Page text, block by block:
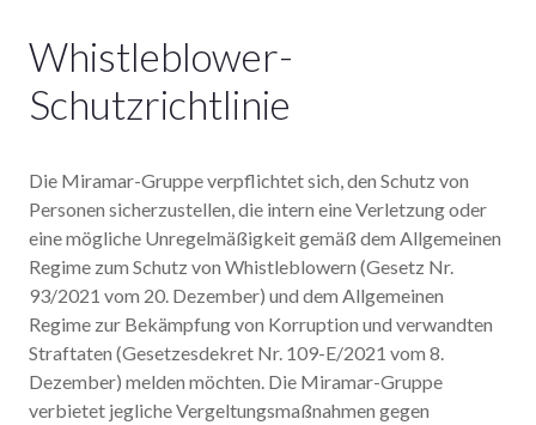
Whistleblower-
Schutzrichtlinie
Die Miramar-Gruppe verpflichtet sich, den Schutz von
Personen sicherzustellen, die intern eine Verletzung oder
eine mögliche Unregelmäßigkeit gemäß dem Allgemeinen
Regime zum Schutz von Whistleblowern (Gesetz Nr.
93/2021 vom 20. Dezember) und dem Allgemeinen
Regime zur Bekämpfung von Korruption und verwandten
Straftaten (Gesetzesdekret Nr. 109-E/2021 vom 8.
Dezember) melden möchten. Die Miramar-Gruppe
verbietet jegliche Vergeltungsmaßnahmen gegen